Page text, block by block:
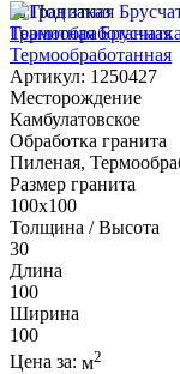
Под заказ
Гранитная
Термообработанная
Артикул: 1250427
Месторождение
Камбулатовское
Обработка гранита
Пиленая,
Размер гранита
100х100
Толщина / Высота
30
Длина
100
Ширина
100
Цена за: м2